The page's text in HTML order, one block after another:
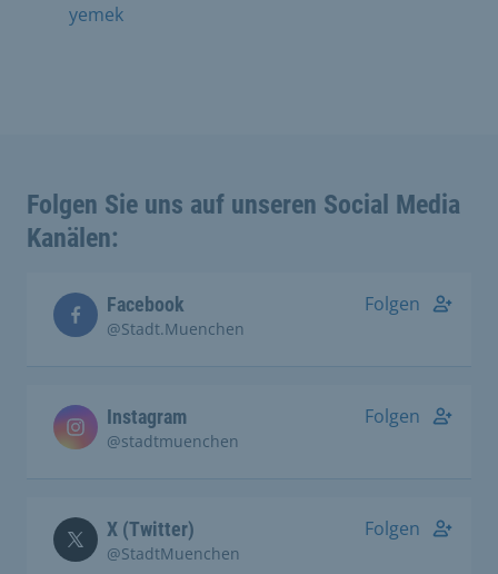
yemek
Folgen Sie uns auf unseren Social Media
Kanälen:
Facebook
@Stadt.Muenchen
Folgen
Instagram
@stadtmuenchen
Folgen
X (Twitter)
@StadtMuenchen
Folgen